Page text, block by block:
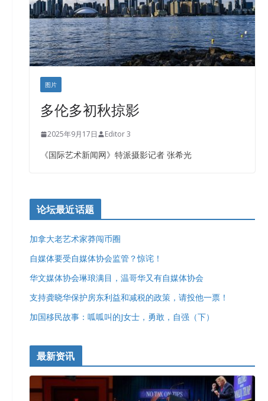
图片
多伦多初秋掠影
2025年9月17日 Editor 3
《国际艺术新闻网》特派摄影记者 张希光
论坛最近话题
加拿大老艺术家莽闯币圈
自媒体要受自媒体协会监管？惊诧！
华文媒体协会琳琅满目，温哥华又有自媒体协会
支持龚晓华保护房东利益和减税的政策，请投他一票！
加国移民故事：呱呱叫的J女士，勇敢，自强（下）
最新资讯